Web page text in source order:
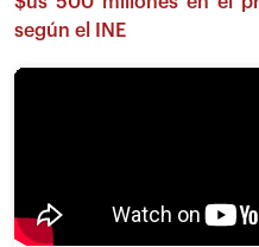
según el INE